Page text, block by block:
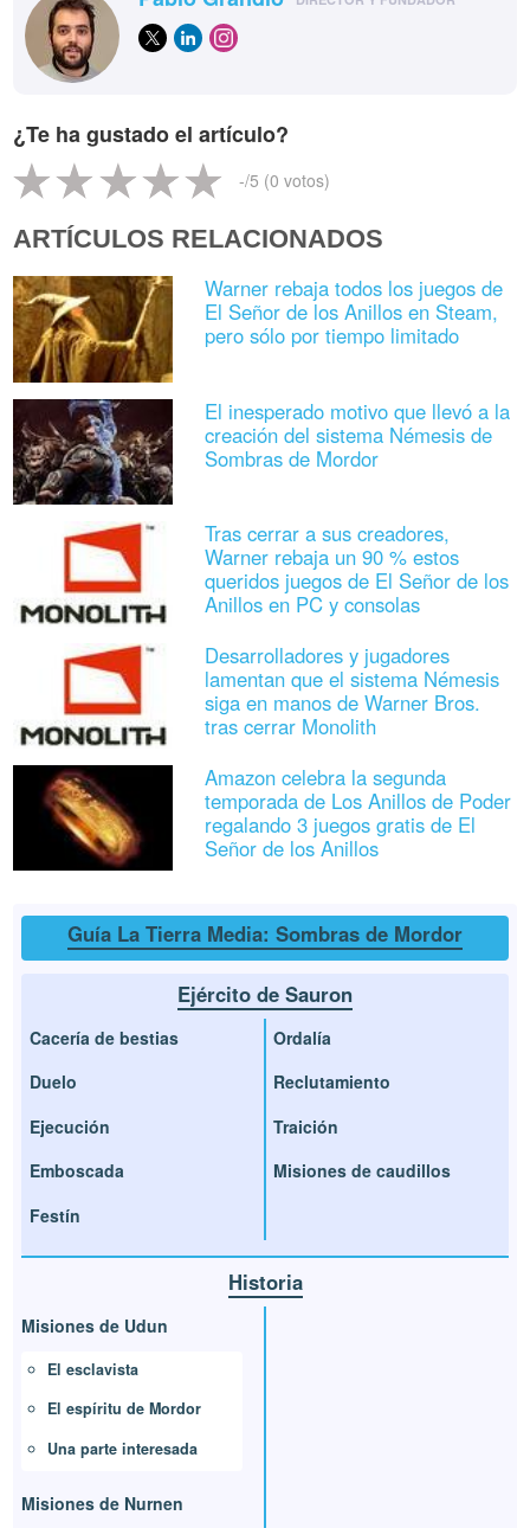
¿Te ha gustado el artículo?
-/5 (0 votos)
ARTÍCULOS RELACIONADOS
Warner rebaja todos los juegos de
El Señor de los Anillos en Steam,
pero sólo por tiempo limitado
El inesperado motivo que llevó a la
creación del sistema Némesis de
Sombras de Mordor
Tras cerrar a sus creadores,
Warner rebaja un 90 % estos
queridos juegos de El Señor de los
Anillos en PC y consolas
Desarrolladores y jugadores
lamentan que el sistema Némesis
siga en manos de Warner Bros.
tras cerrar Monolith
Amazon celebra la segunda
temporada de Los Anillos de Poder
regalando 3 juegos gratis de El
Señor de los Anillos
Guía La Tierra Media: Sombras de Mordor
Ejército de Sauron
Cacería de bestias
Duelo
Ejecución
Emboscada
Festín
Ordalía
Reclutamiento
Traición
Misiones de caudillos
Historia
Misiones de Udun
El esclavista
El espíritu de Mordor
Una parte interesada
Misiones de Nurnen